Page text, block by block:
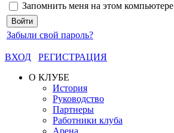
Запомнить меня на этом компьютере
Забыли свой пароль?
ВХОД
РЕГИСТРАЦИЯ
О КЛУБЕ
История
Руководство
Партнеры
Работники клуба
Арена